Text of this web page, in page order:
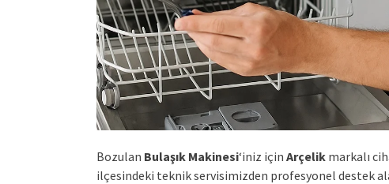
Bozulan Bulaşık Makinesi‘iniz için Arçelik markalı
ilçesindeki teknik servisimizden profesyonel destek